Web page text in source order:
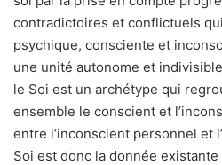
contradictoires et conflictuels
psychique, consciente et
une unité autonome et
le Soi est un archétype qui
ensemble le conscient et
entre l’inconscient personnel et
Soi est donc la donnée